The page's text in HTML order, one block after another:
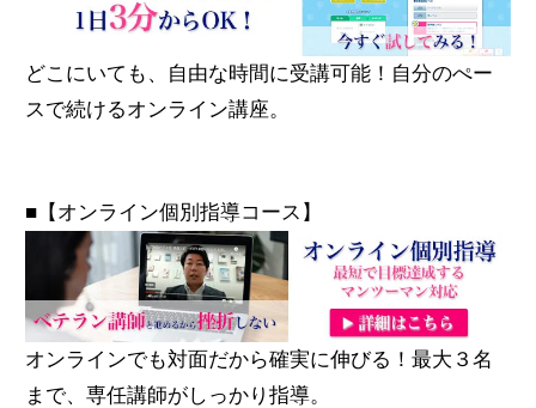
どこにいても、自由な時間に受講可能！自分のぺー
スで続けるオンライン講座。
■【オンライン個別指導コース】
オンラインでも対面だから確実に伸びる！最大３名
まで、専任講師がしっかり指導。